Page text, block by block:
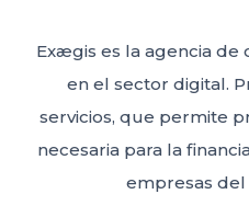
Exægis es la agencia de
en el sector digital.
servicios, que permite
necesaria para la
empresas